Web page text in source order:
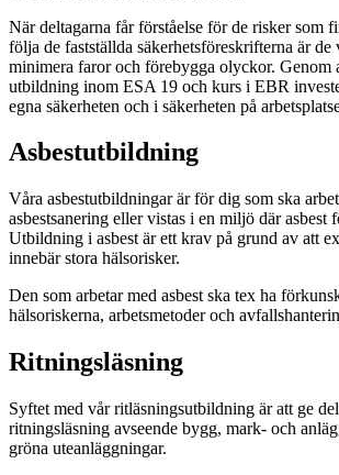
När deltagarna får förståelse för de risker som
följa de fastställda säkerhetsföreskrifterna är de
minimera faror och förebygga olyckor. Genom
utbildning inom ESA 19 och kurs i EBR
egna säkerheten och i säkerheten på
Asbestutbildning
Våra asbestutbildningar är för dig som ska
asbestsanering eller vistas i en miljö där asbest
Utbildning i asbest är ett krav på grund av att
innebär stora hälsorisker.
Den som arbetar med asbest ska tex ha
hälsoriskerna, arbetsmetoder och
Ritningsläsning
Syftet med vår ritläsningsutbildning är att ge
ritningsläsning avseende bygg, mark- och
gröna uteanläggningar.